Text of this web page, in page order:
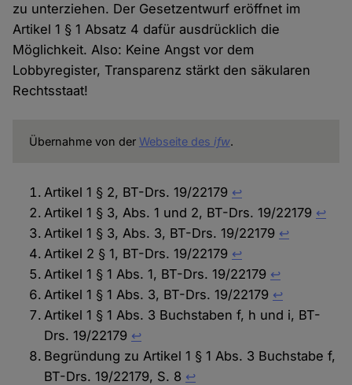
zu unterziehen. Der Gesetzentwurf eröffnet im
Artikel 1 § 1 Absatz 4 dafür ausdrücklich die
Möglichkeit. Also: Keine Angst vor dem
Lobbyregister, Transparenz stärkt den säkularen
Rechtsstaat!
Übernahme von der Webseite des ifw.
Artikel 1 § 2, BT-Drs. 19/22179 ↩︎
Artikel 1 § 3, Abs. 1 und 2, BT-Drs. 19/22179 ↩︎
Artikel 1 § 3, Abs. 3, BT-Drs. 19/22179 ↩︎
Artikel 2 § 1, BT-Drs. 19/22179 ↩︎
Artikel 1 § 1 Abs. 1, BT-Drs. 19/22179 ↩︎
Artikel 1 § 1 Abs. 3, BT-Drs. 19/22179 ↩︎
Artikel 1 § 1 Abs. 3 Buchstaben f, h und i, BT-
Drs. 19/22179 ↩︎
Begründung zu Artikel 1 § 1 Abs. 3 Buchstabe f,
BT-Drs. 19/22179, S. 8 ↩︎